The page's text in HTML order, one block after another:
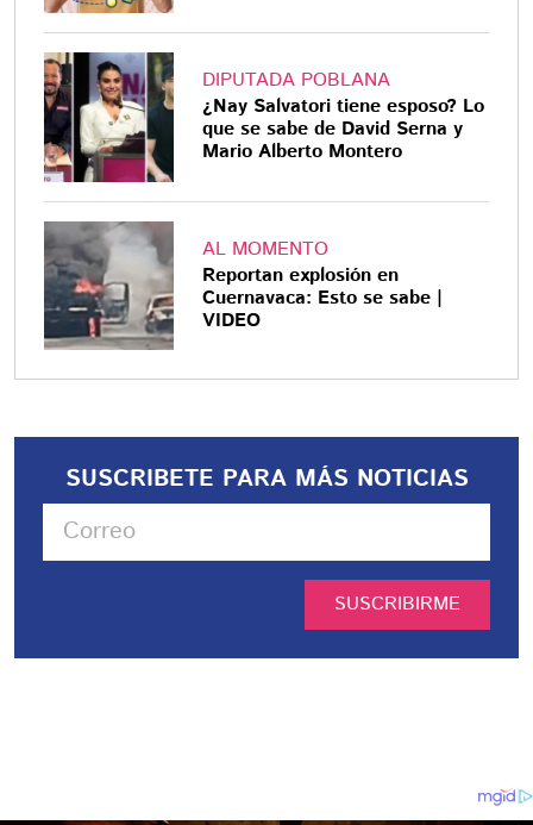
DIPUTADA POBLANA
¿Nay Salvatori tiene esposo? Lo
que se sabe de David Serna y
Mario Alberto Montero
AL MOMENTO
Reportan explosión en
Cuernavaca: Esto se sabe |
VIDEO
SUSCRIBETE PARA MÁS NOTICIAS
SUSCRIBIRME